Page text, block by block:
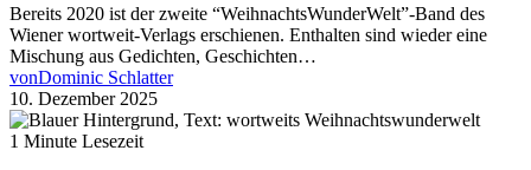
Bereits 2020 ist der zweite “WeihnachtsWunderWelt”-Band des
Wiener wortweit-Verlags erschienen. Enthalten sind wieder eine
Mischung aus Gedichten, Geschichten…
vonDominic Schlatter
10. Dezember 2025
1 Minute Lesezeit